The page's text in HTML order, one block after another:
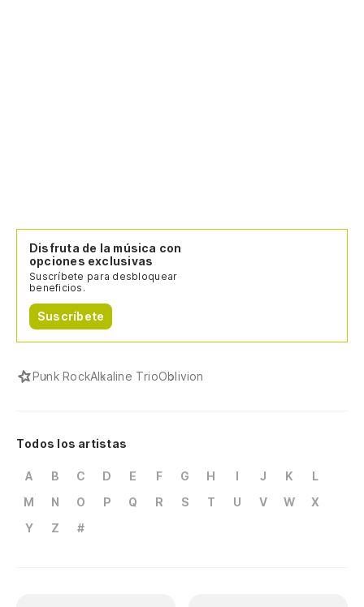
Disfruta de la música con
opciones exclusivas
Suscríbete para desbloquear
beneficios.
Suscríbete
Punk RockAlkaline TrioOblivion
Todos los artistas
A B C D E F G H I J K
L
M
N O P Q R S T U V W
X
Y
Z #